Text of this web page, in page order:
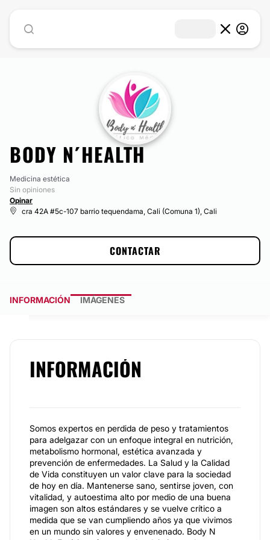
BODY N´HEALTH
Medicina estética
Sin opiniones
Opinar
cra 42A #5c-107 barrio tequendama, Cali (Comuna 1), Cali
CONTACTAR
INFORMACIÓN IMÁGENES
INFORMACIÓN
Somos expertos en perdida de peso y tratamientos
para adelgazar con un enfoque integral en nutrición,
metabolismo hormonal, estética avanzada y
prevención de enfermedades. La Salud y la Calidad
de Vida constituyen un valor clave para la sociedad
de hoy en día. Mantenerse sano, sentirse joven, con
vitalidad, y autoestima alto por medio de una buena
imagen son altos estándares y se vuelve crítico a
medida que se van cumpliendo años ya que vivimos
en un mundo sin valores y envenenado. Body N